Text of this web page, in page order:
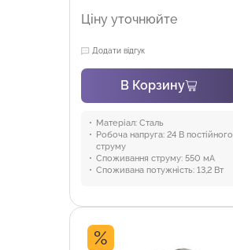
Ціну уточнюйте
Додати відгук
В Корзину
Матеріал: Сталь
Робоча напруга: 24 В постійного
струму
Споживання струму: 550 мА
Споживана потужність: 13,2 Вт
%